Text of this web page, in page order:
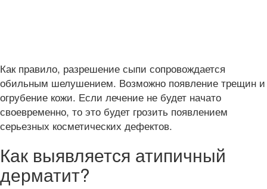
Как правило, разрешение сыпи сопровождается
обильным шелушением. Возможно появление трещин и
огрубение кожи. Если лечение не будет начато
своевременно, то это будет грозить появлением
серьезных косметических дефектов.
Как выявляется атипичный
дерматит?